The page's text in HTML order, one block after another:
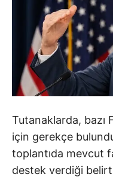
Tutanaklarda, bazı
için gerekçe
toplantıda mevcut
destek verdiği